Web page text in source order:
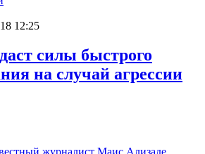
12:25
силы быстрого
на случай агрессии